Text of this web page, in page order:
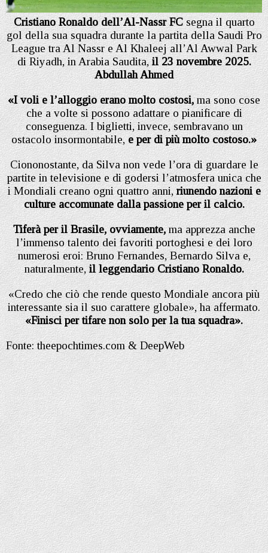
Cristiano Ronaldo dell’Al-Nassr FCsegna il quarto
gol della sua squadra durante la partita della Saudi Pro
League tra Al Nassr e Al Khaleej all’Al Awwal Park
di Riyadh, in Arabia Saudita,il 23 novembre 2025.
Abdullah Ahmed
«I voli e l’alloggio erano molto costosi,ma sono cose
che a volte si possono adattare o pianificare di
conseguenza. I biglietti, invece, sembravano un
ostacolo insormontabile, e per di più molto costoso.»
Ciononostante, da Silva non vede l’ora di guardare le
partite in televisione e di godersi l’atmosfera unica che
i Mondiali creano ogni quattro anni,riunendo nazioni e
culture accomunate dalla passione per il calcio.
Tiferà per il Brasile, ovviamente,ma apprezza anche
l’immenso talento dei favoriti portoghesi e dei loro
numerosi eroi: Bruno Fernandes, Bernardo Silva e,
naturalmente,il leggendario Cristiano Ronaldo.
«Credo che ciò che rende questo Mondiale ancora più
interessante sia il suo carattere globale», ha affermato.
«Finisci per tifare non solo per la tua squadra».
Fonte: theepochtimes.com & DeepWeb